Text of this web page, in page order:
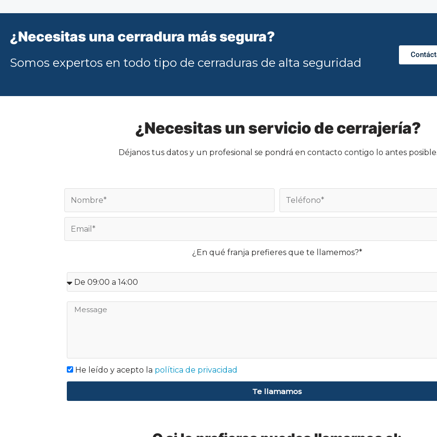
¿Necesitas una cerradura más segura?
Somos expertos en todo tipo de cerraduras de alta seguridad
¿Necesitas un servicio de cerrajería?
Déjanos tus datos y un profesional se pondrá en contacto contigo lo antes posible.
¿En qué franja prefieres que te llamemos?*
He leído y acepto la política de privacidad
Te llamamos